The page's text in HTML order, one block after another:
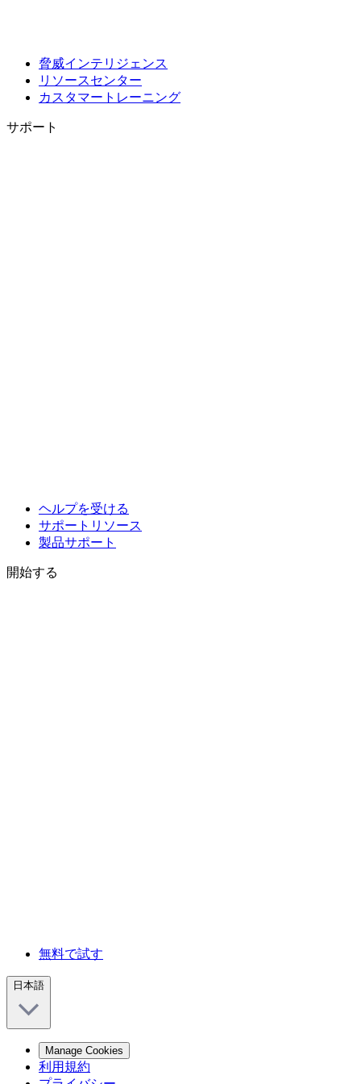
脅威インテリジェンス
リソースセンター
カスタマートレーニング
サポート
ヘルプを受ける
サポートリソース
製品サポート
開始する
無料で試す
日本語
Manage Cookies
利用規約